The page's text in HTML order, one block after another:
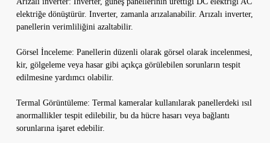
elektriğe dönüştürür. Inverter, zamanla arızalanabilir. Arızalı inverter,
panellerin verimliliğini azaltabilir.
Görsel İnceleme: Panellerin düzenli olarak görsel olarak incelenmesi,
kir, gölgeleme veya hasar gibi açıkça görülebilen sorunların tespit
edilmesine yardımcı olabilir.
Termal Görüntüleme: Termal kameralar kullanılarak panellerdeki ısıl
anormallikler tespit edilebilir, bu da hücre hasarı veya bağlantı
sorunlarına işaret edebilir.